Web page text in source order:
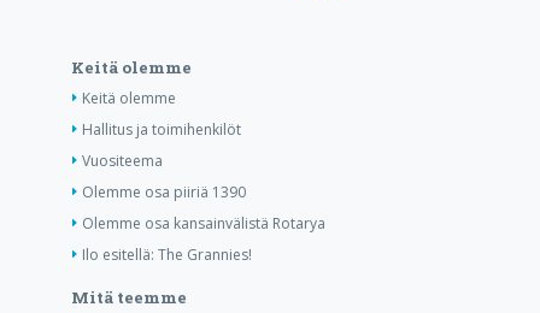
Keitä olemme
Keitä olemme
Hallitus ja toimihenkilöt
Vuositeema
Olemme osa piiriä 1390
Olemme osa kansainvälistä Rotarya
Ilo esitellä: The Grannies!
Mitä teemme